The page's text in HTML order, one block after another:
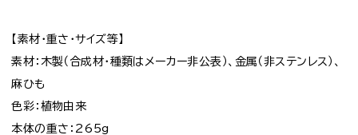
【素材・重さ・サイズ等】
素材：木製（合成材・種類はメーカー非公表）、金属（非ステンレス）、
麻ひも
色彩：植物由来
本体の重さ：265g